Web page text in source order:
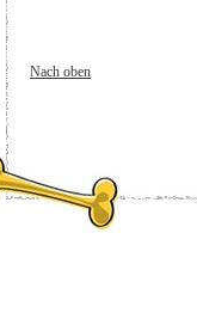
Nach oben